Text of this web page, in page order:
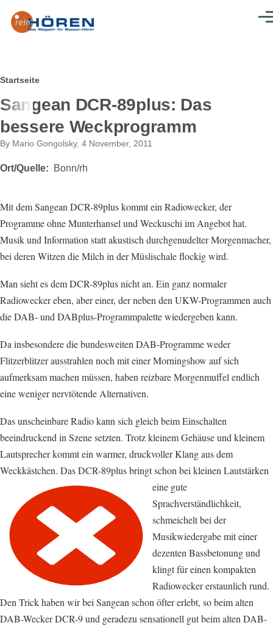
Pfadnavigation
Startseite
Sangean DCR-89plus: Das
bessere Weckprogramm
By Mario Gongolsky, 4 November, 2011
Ort/Quelle Bonn/rh
Mit dem Sangean DCR-89plus kommt ein Radiowecker, der
Programme ohne Munterhansel und Weckuschi im Angebot hat.
Musik und Information statt akustisch durchgenudelter Morgenmacher,
bei deren Witzen die Milch in der Müslischale flockig wird.
Man sieht es dem DCR-89plus nicht an. Ein ganz normaler
Radiowecker eben, aber einer, der neben den UKW-Programmen auch
die DAB- und DABplus-Programmpalette wiedergeben kann.
Da insbesondere die bundesweiten DAB-Programme weder
Flitzerblitzer ausstrahlen noch mit einer Morningshow auf sich
aufmerksam machen müssen, haben reizbare Morgenmuffel endlich
eine weniger nervtötende Alternativen.
Das unscheinbare Radio kann sich gleich beim Einschalten
beeindruckend in Szene setzten. Trotz kleinem Gehäuse und kleinem
Lautsprecher kommt ein warmer, druckvoller Klang aus dem
Weckkästchen. Das DCR-89plus bringt schon bei kleinen Lautstärken
eine gute
Sprachverständlichkeit,
schmeichelt bei der
Musikwiedergabe mit einer
dezenten Bassbetonung und
klingt für einen kompakten
Radiowecker erstaunlich rund.
Den Trick haben wir bei Sangean schon öfter erlebt, so beim alten
DAB-Wecker DCR-9 und geradezu sensationell gut beim alten DAB-